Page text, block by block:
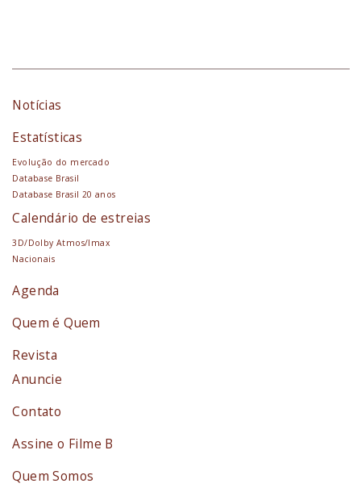
Notícias
Estatísticas
Evolução do mercado
Database Brasil
Database Brasil 20 anos
Calendário de estreias
3D/Dolby Atmos/Imax
Nacionais
Agenda
Quem é Quem
Revista
Anuncie
Contato
Assine o Filme B
Quem Somos